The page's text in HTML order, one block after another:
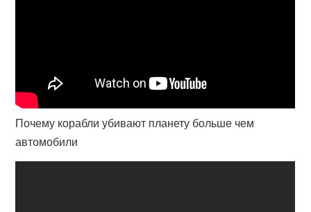
Почему корабли убивают планету больше чем
автомобили